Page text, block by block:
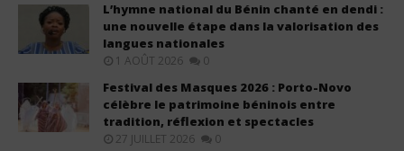
L’hymne national du Bénin chanté en dendi :
une nouvelle étape dans la valorisation des
langues nationales
1 AOÛT 2026 0
Festival des Masques 2026 : Porto-Novo
célèbre le patrimoine béninois entre
tradition, réflexion et spectacles
27 JUILLET 2026 0